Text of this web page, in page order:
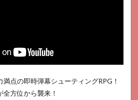
点の即時弾幕シューティングRPG！
方位から襲来！